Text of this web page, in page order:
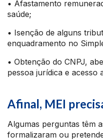
• Afastamento
saúde;
• Isenção de alguns
enquadramento no
• Obtenção do CNPJ,
pessoa jurídica e acesso
Afinal, MEI
Algumas perguntas têm
formalizaram ou